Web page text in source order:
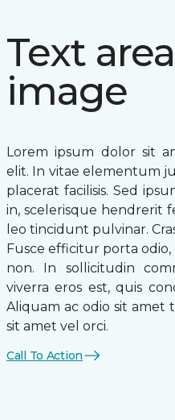
Text
image
Lorem ipsum dolor sit
elit. In vitae elementum
placerat facilisis. Sed
in, scelerisque hendrerit
leo tincidunt pulvinar.
Fusce efficitur porta
non. In sollicitudin
viverra eros est, quis
Aliquam ac odio sit amet
sit amet vel orci.
Call To Action